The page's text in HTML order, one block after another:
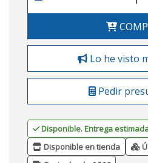
Lo he visto
Pedir
Disponible. Entrega
Disponible en tienda